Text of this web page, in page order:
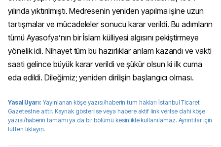
yılında yıktırılmıştı. Medresenin yeniden yapılma işine uzun
tartışmalar ve mücadeleler sonucu karar verildi. Bu adımların
tümü Ayasofya’nın bir İslam külliyesi algısını pekiştirmeye
yönelik idi. Nihayet tüm bu hazırlıklar anlam kazandı ve vakti
saati gelince büyük karar verildi ve şükür olsun ki ilk cuma
eda edildi. Dileğimiz; yeniden dirilişin başlangıcı olması.
Yasal Uyarı: Yayınlanan köşe yazısı/haberin tüm haklarıİstanbul Ticaret
Gazetesi'ne aittir. Kaynak gösterilse veya habere aktif link verilse dahi köşe
yazısı/haberin tamamı ya da bir bölümü kesinlikle kullanılamaz. Ayrıntılar için
lütfen tıklayın.